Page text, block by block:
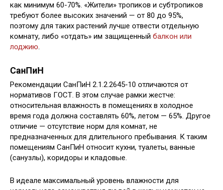
как минимум 60-70%. «Жители» тропиков и субтропиков
требуют более высоких значений — от 80 до 95%,
поэтому для таких растений лучше отвести отдельную
комнату, либо «отдать» им защищенный балкон или
лоджию.
СанПиН
Рекомендации СанПиН 2.1.2.2645-10 отличаются от
нормативов ГОСТ. В этом случае рамки жестче:
относительная влажность в помещениях в холодное
время года должна составлять 60%, летом — 65%. Другое
отличие — отсутствие норм для комнат, не
предназначенных для длительного пребывания. К таким
помещениям СанПиН относит кухни, туалеты, ванные
(санузлы), коридоры и кладовые.
В идеале максимальный уровень влажности для